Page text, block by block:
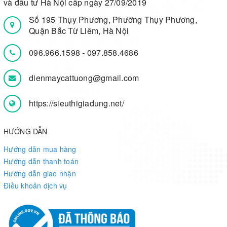
Số 195 Thụy Phương, Phường Thụy Phương,
Quận Bắc Từ Liêm, Hà Nội
096.966.1598- 097.858.4686
dienmaycattuong@gmail.com
https://sieuthigiadung.net/
HƯỚNG DẪN
Hướng dẫn mua hàng
Hướng dẫn thanh toán
Hướng dẫn giao nhận
Điều khoản dịch vụ